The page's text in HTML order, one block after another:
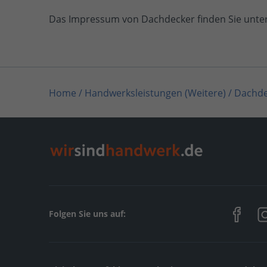
Das Impressum von Dachdecker finden Sie
Home / Handwerksleistungen (Weitere) /
Home/Schleswig-Holstein/Lübeck/
Folgen Sie uns auf: